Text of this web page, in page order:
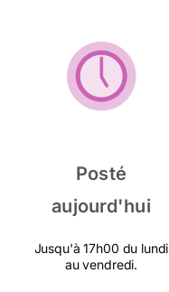
Posté
aujourd'hui
Jusqu'à 17h00 du lundi
au vendredi.